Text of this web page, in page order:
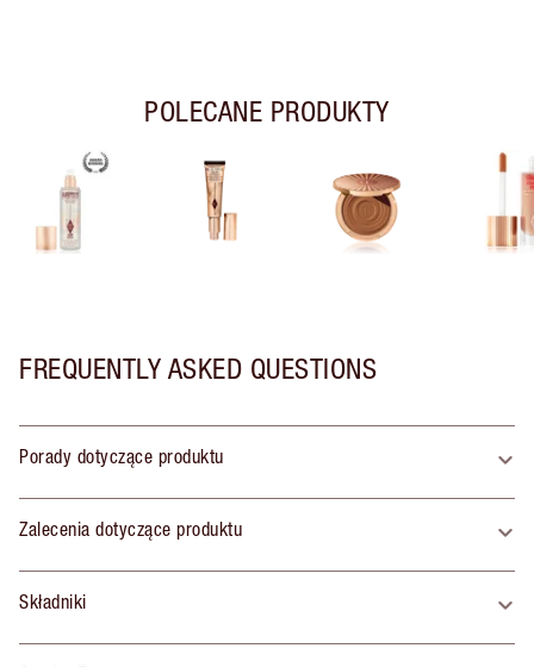
POLECANE PRODUKTY
FREQUENTLY ASKED QUESTIONS
Porady dotyczące produktu
Zalecenia dotyczące produktu
Składniki